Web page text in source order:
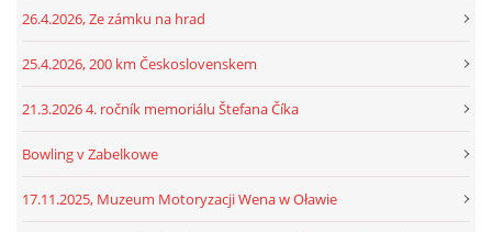
26.4.2026, Ze zámku na hrad
25.4.2026, 200 km Československem
21.3.2026 4. ročník memoriálu Štefana Číka
Bowling v Zabelkowe
17.11.2025, Muzeum Motoryzacji Wena w Oławie